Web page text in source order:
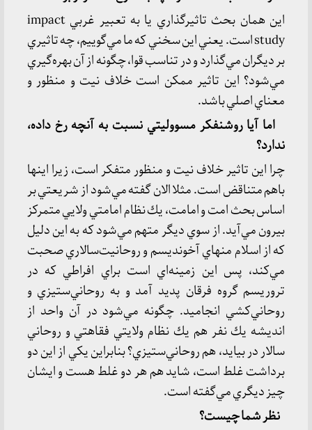
اين همان بحث تاثيرگذاري يا به تعبير غربي impact
study است. يعني اين سخني كه ما مي‌گوييم، چه تاثيري
بر ديگران مي‌گذارد و در تناسب قوا، چگونه از آن بهره‌گيري
مي‌شود؟ اين تاثير ممكن است خلاف نيت و منظور و
معناي اصلي باشد.
اما آيا روشنفكر مسووليتي نسبت به آنچه رخ داده،
ندارد؟
چرا اين تاثير خلاف نيت و منظور متفكر است، زيرا اينها
باهم متناقض است. مثلا الان گفته مي‌شود از شريعتي بر
اساس بحث امت و امامت، يك نظام امامتي ولايي متمركز
بيرون مي‌آيد. از سوي ديگر متهم مي‌شود كه به اين دليل
كه از اسلام منهاي آخونديسم و روحانيت‌سالاري صحبت
مي‌كند، پس اين زمينه‌اي است براي افراطي كه در
تروريسم گروه فرقان پديد آمد و به روحاني‌ستيزي و
روحاني‌كشي انجاميد. چگونه مي‌شود در آن واحد از
انديشه يك نفر هم يك نظام ولايتي فقاهتي و روحاني
سالار در بيايد، هم روحاني‌ستيزي؟ بنابراين يكي از اين دو
برداشت غلط است، شايد هم هر دو غلط هست و ايشان
چيز ديگري مي‌گفته است.
نظر شما چيست؟